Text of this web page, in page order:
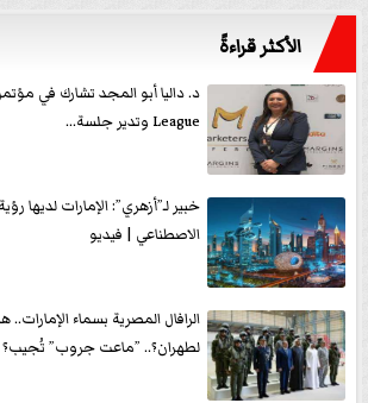
الأكثر قراءةً
League وتدير جلسة...
خبير لـ”أزهري”: الإمارات لديها
الاصطناعي | فيديو
الرافال المصرية بسماء
لطهران؟.. ”ماعت جروب”